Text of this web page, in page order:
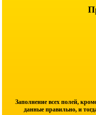
Заполнение всех полей,
данные правильно, и